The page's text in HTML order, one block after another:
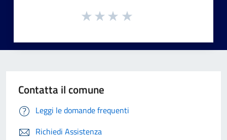
Contatta il comune
Leggi le domande frequenti
Richiedi Assistenza